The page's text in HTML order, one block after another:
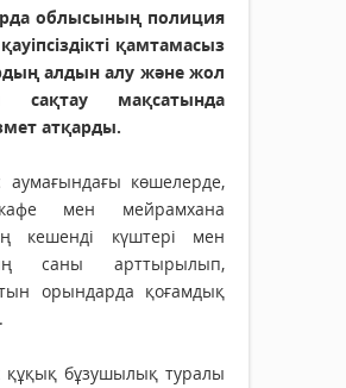
облысының полиция
қамтамасыз
алдын алу және жол
сақтау мақсатында
атқарды.
көшелерде,
мен мейрамхана
кешенді күштері мен
саны арттырылып,
орындарда қоғамдық
құқық бұзушылық туралы